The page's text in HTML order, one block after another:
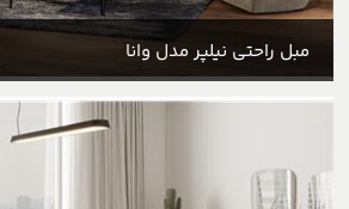
مبل راحتی نیلپر مدل وانا